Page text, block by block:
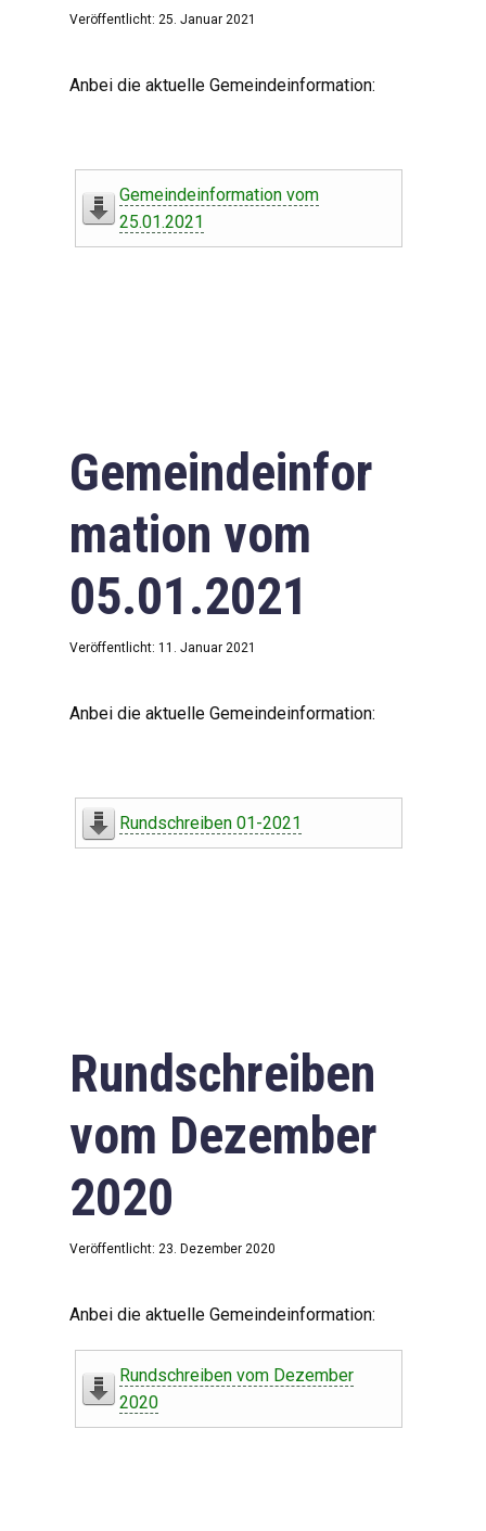
Veröffentlicht: 25. Januar 2021
Anbei die aktuelle Gemeindeinformation:
Gemeindeinformation vom
25.01.2021
Gemeindeinfor
mation vom
05.01.2021
Veröffentlicht: 11. Januar 2021
Anbei die aktuelle Gemeindeinformation:
Rundschreiben 01-2021
Rundschreiben
vom Dezember
2020
Veröffentlicht: 23. Dezember 2020
Anbei die aktuelle Gemeindeinformation:
Rundschreiben vom Dezember
2020